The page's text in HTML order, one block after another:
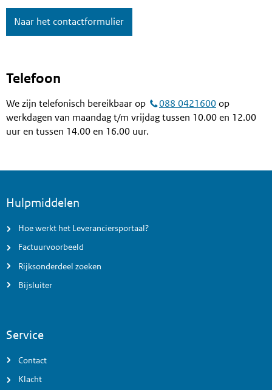
Naar het contactformulier
Telefoon
We zijn telefonisch bereikbaar op 088 0421600op
werkdagen van maandag t/m vrijdag tussen 10.00 en 12.00
uur en tussen 14.00 en 16.00 uur.
Hulpmiddelen
Hoe werkt het Leveranciersportaal?
Factuurvoorbeeld
Rijksonderdeel zoeken
Bijsluiter
Service
Contact
Klacht